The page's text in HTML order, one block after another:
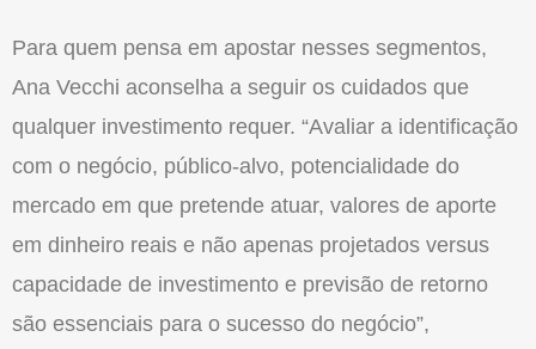
Para quem pensa em apostar nes­ses segmentos,
Ana Vecchi aconselha a seguir os cuidados que
qualquer inves­timento requer. “Avaliar a identificação
com o negócio, público-alvo, potenciali­dade do
mercado em que pretende atuar, valores de aporte
em dinheiro reais e não apenas projetados versus
capacidade de investimento e previsão de retorno
são essenciais para o sucesso do negócio”,